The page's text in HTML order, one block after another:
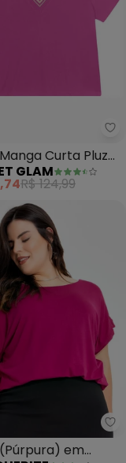
- Blusa Feminina
Curta Pluz
GLAM
R$ 124,99
- Blusa Manga
em